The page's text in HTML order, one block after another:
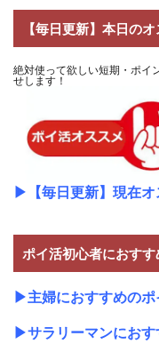
【毎日更新】本日の
絶対使って欲しい短期・ポイ
せします！
▶ 【毎日更新】現在
ポイ活初心者におすす
▶主婦におすすめの
▶サラリーマンにお